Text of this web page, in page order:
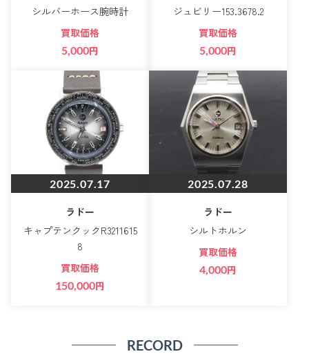
シルバーホース腕時計
買取価格
5,000円
ジュビリー153.3678.2
買取価格
5,000円
2025.07.17
ラドー
キャプテンクックR3211615
8
買取価格
150,000円
2025.07.28
ラドー
シルトホルン
買取価格
4,000円
RECORD